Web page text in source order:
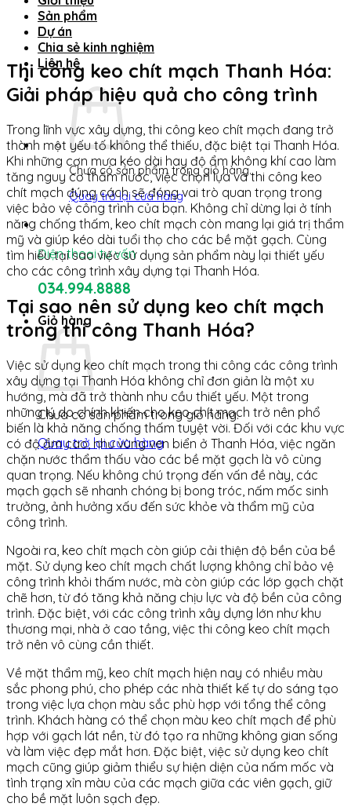
Sản phẩm
Dự án
Chia sẻ kinh nghiệm
Liên hệ
Chưa có sản phẩm trong giỏ hàng.
Quay trở lại cửa hàng
Điện thoại tư vấn
034.994.8888
Giỏ hàng
Chưa có sản phẩm trong giỏ hàng.
Quay trở lại cửa hàng
Thi công keo chít mạch Thanh Hóa:
Giải pháp hiệu quả cho công trình
Trong lĩnh vực xây dựng, thi công keo chít mạch đang trở
thành một yếu tố không thể thiếu, đặc biệt tại Thanh Hóa.
Khi những cơn mưa kéo dài hay độ ẩm không khí cao làm
tăng nguy cơ thấm nước, việc chọn lựa và thi công keo
chít mạch đúng cách sẽ đóng vai trò quan trọng trong
việc bảo vệ công trình của bạn. Không chỉ dừng lại ở tính
năng chống thấm, keo chít mạch còn mang lại giá trị thẩm
mỹ và giúp kéo dài tuổi thọ cho các bề mặt gạch. Cùng
tìm hiểu tại sao việc sử dụng sản phẩm này lại thiết yếu
cho các công trình xây dựng tại Thanh Hóa.
Tại sao nên sử dụng keo chít mạch
trong thi công Thanh Hóa?
Việc sử dụng keo chít mạch trong thi công các công trình
xây dựng tại Thanh Hóa không chỉ đơn giản là một xu
hướng, mà đã trở thành nhu cầu thiết yếu. Một trong
những lý do chính khiến cho keo chít mạch trở nên phổ
biến là khả năng chống thấm tuyệt vời. Đối với các khu vực
có độ ẩm cao, như vùng ven biển ở Thanh Hóa, việc ngăn
chặn nước thẩm thấu vào các bề mặt gạch là vô cùng
quan trọng. Nếu không chú trọng đến vấn đề này, các
mạch gạch sẽ nhanh chóng bị bong tróc, nấm mốc sinh
trưởng, ảnh hưởng xấu đến sức khỏe và thẩm mỹ của
công trình.
Ngoài ra, keo chít mạch còn giúp cải thiện độ bền của bề
mặt. Sử dụng keo chít mạch chất lượng không chỉ bảo vệ
công trình khỏi thấm nước, mà còn giúp các lớp gạch chặt
chẽ hơn, từ đó tăng khả năng chịu lực và độ bền của công
trình. Đặc biệt, với các công trình xây dựng lớn như khu
thương mại, nhà ở cao tầng, việc thi công keo chít mạch
trở nên vô cùng cần thiết.
Về mặt thẩm mỹ, keo chít mạch hiện nay có nhiều màu
sắc phong phú, cho phép các nhà thiết kế tự do sáng tạo
trong việc lựa chọn màu sắc phù hợp với tổng thể công
trình. Khách hàng có thể chọn màu keo chít mạch để phù
hợp với gạch lát nền, từ đó tạo ra những không gian sống
và làm việc đẹp mắt hơn. Đặc biệt, việc sử dụng keo chít
mạch cũng giúp giảm thiểu sự hiện diện của nấm mốc và
tình trạng xỉn màu của các mạch giữa các viên gạch, giữ
cho bề mặt luôn sạch đẹp.